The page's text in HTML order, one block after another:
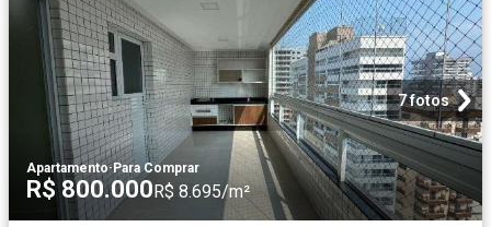
7 fotos
Apartamento·Para Comprar
R$ 800.000R$ 8.695/m²